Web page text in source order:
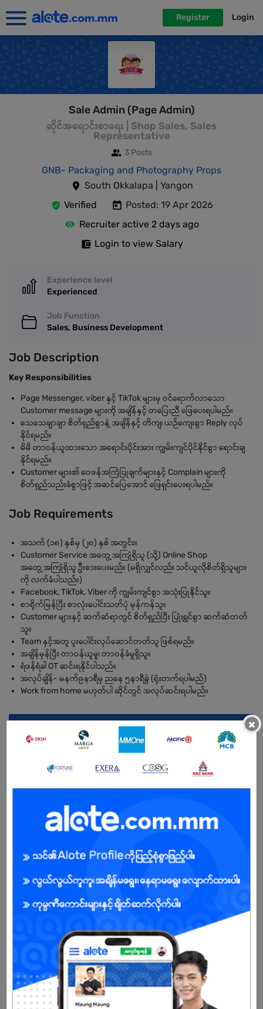
Register Login
Sale Admin (Page Admin)
ဆိုင်အရောင်းစာရေး | Shop Sales, Sales
Representative
3 Posts
GNB- Packaging and Photography Props
South Okkalapa | Yangon
Verified
Posted: 19 Apr 2026
Recruiter active 2 days ago
Login to view Salary
Experience level
Experienced
Job Function
Sales, Business Development
Job Description
Key Responsibilities
Page Messenger, viber နှင့် TikTok များမှ ဝင်ရောက်လာသော
Customer message များကို အချိန်နှင့် တပြေးညီ ဖြေပေးရပါမည်။
သေသေချာချာ စိတ်ရှည်စွာနဲ့ အချိန်နှင့် တိကျ၊ ယဉ်ကျေးစွာ Reply လုပ်
နိုင်ရမည်။
မိမိ တာဝန်ယူထားသော အရောင်းပိုင်းအား ကျွမ်းကျင်ပိုင်နိုင်စွာ ရောင်းချ
နိုင်ရမည်။
​Customer များ၏ ဝေဖန်အကြံပြုချက်များနှင့် Complain များကို
စိတ်ရှည်သည်းခံစွာဖြင့် အဆင်ပြေအောင် ဖြေရှင်းပေးရပါမည်။
Job Requirements
အသက် (၁၈) နှစ်မှ (၂၈) နှစ် အတွင်း။
Customer Service အတွေ့အကြုံရှိသူ (သို့) Online Shop
အတွေ့အကြုံရှိသူ ဦးစားပေးမည်။ (မရှိလျှင်လည်း သင်ယူလိုစိတ်ရှိသူများ
ကို လက်ခံပါသည်။)
Facebook, TikTok, Viber ကို ကျွမ်းကျင်စွာ အသုံးပြုနိုင်သူ။
စာရိုက်မြန်ပြီး စာလုံးပေါင်းသတ်ပုံ မှန်ကန်သူ။
Customer များနှင့် ဆက်ဆံရာတွင် စိတ်ရှည်ပြီး ပြုံးရွှင်စွာ ဆက်ဆံတတ်
သူ။
Team နှင့်အတူ ပူးပေါင်းလုပ်ဆောင်တတ်သူ ဖြစ်ရမည်။
အချိန်မှန်ပြီး တာဝန်ယူမှု၊ တာဝန်ခံမှုရှိသူ။
ရံဖန်ရံခါ OT ဆင်းရနိုင်ပါသည်။
အလုပ်ချိန်- မနက်၉နာရီမှ ညနေ ၅နာရီခွဲ (ရုံးတက်ရပါမည်)
Work from home မဟုတ်ပါ ဆိုင်တွင် အလုပ်ဆင်းရပါမည်။
BENEFITS
အပြောင်းအလဲ+Bounsရှိမည် ဖြစ်သည်။
Open To : Female
×